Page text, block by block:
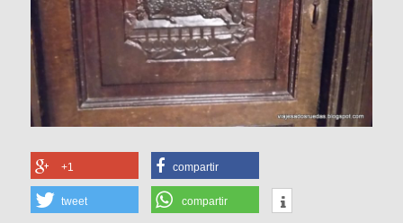
+1 compartir
tweet compartir